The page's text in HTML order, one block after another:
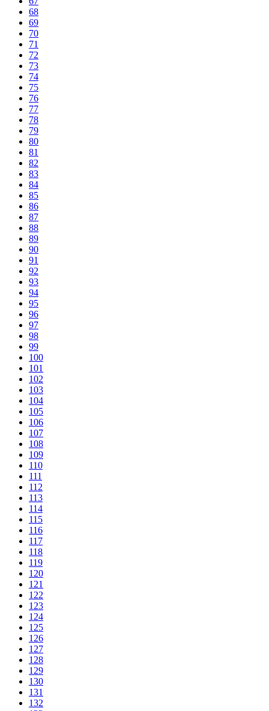
68
69
70
71
72
73
74
75
76
77
78
79
80
81
82
83
84
85
86
87
88
89
90
91
92
93
94
95
96
97
98
99
100
101
102
103
104
105
106
107
108
109
110
111
112
113
114
115
116
117
118
119
120
121
122
123
124
125
126
127
128
129
130
131
132